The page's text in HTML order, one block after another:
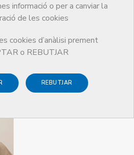
informació o per a canviar la
de les cookies
cookies d’anàlisi prement
o REBUTJAR
REBUTJAR
2024